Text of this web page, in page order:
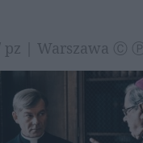
pz | Warszawa Ⓒ Ⓟ